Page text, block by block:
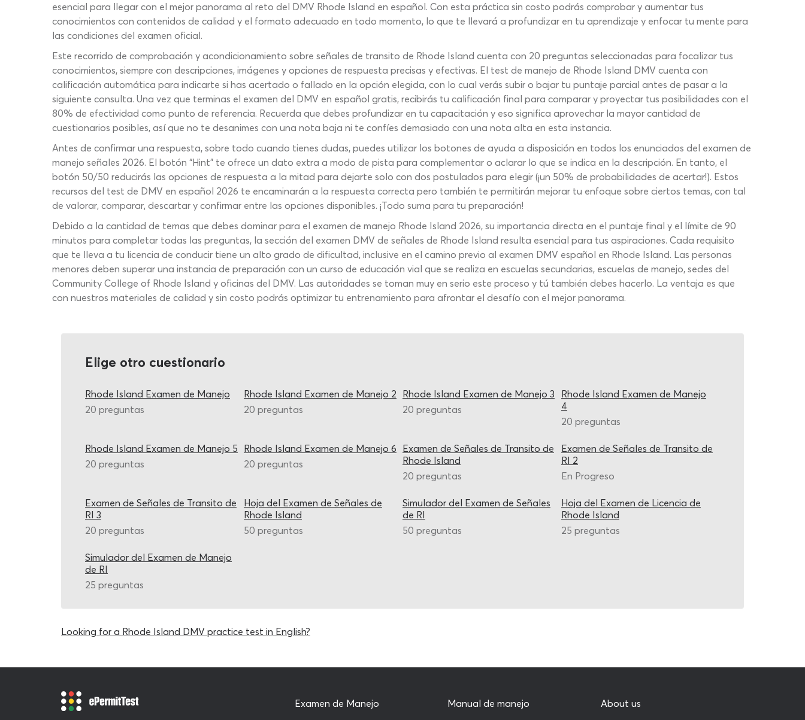
esencial para llegar con el mejor panorama al reto del DMV Rhode Island en español. Con esta práctica sin costo podrás comprobar y aumentar tus
conocimientos con contenidos de calidad y el formato adecuado en todo momento, lo que te llevará a profundizar en tu aprendizaje y enfocar tu mente para
las condiciones del examen oficial.
Este recorrido de comprobación y acondicionamiento sobre señales de transito de Rhode Island cuenta con 20 preguntas seleccionadas para focalizar tus
conocimientos, siempre con descripciones, imágenes y opciones de respuesta precisas y efectivas. El test de manejo de Rhode Island DMV cuenta con
calificación automática para indicarte si has acertado o fallado en la opción elegida, con lo cual verás subir o bajar tu puntaje parcial antes de pasar a la
siguiente consulta. Una vez que terminas el examen del DMV en español gratis, recibirás tu calificación final para comparar y proyectar tus posibilidades con el
80% de efectividad como punto de referencia. Recuerda que debes profundizar en tu capacitación y eso significa aprovechar la mayor cantidad de
cuestionarios posibles, así que no te desanimes con una nota baja ni te confíes demasiado con una nota alta en esta instancia.
Antes de confirmar una respuesta, sobre todo cuando tienes dudas, puedes utilizar los botones de ayuda a disposición en todos los enunciados del examen de
manejo señales 2026. El botón “Hint” te ofrece un dato extra a modo de pista para complementar o aclarar lo que se indica en la descripción. En tanto, el
botón 50/50 reducirás las opciones de respuesta a la mitad para dejarte solo con dos postulados para elegir (¡un 50% de probabilidades de acertar!). Estos
recursos del test de DMV en español 2026 te encaminarán a la respuesta correcta pero también te permitirán mejorar tu enfoque sobre ciertos temas, con tal
de valorar, comparar, descartar y confirmar entre las opciones disponibles. ¡Todo suma para tu preparación!
Debido a la cantidad de temas que debes dominar para el examen de manejo Rhode Island 2026, su importancia directa en el puntaje final y el límite de 90
minutos para completar todas las preguntas, la sección del examen DMV de señales de Rhode Island resulta esencial para tus aspiraciones. Cada requisito
que te lleva a tu licencia de conducir tiene un alto grado de dificultad, inclusive en el camino previo al examen DMV español en Rhode Island. Las personas
menores deben superar una instancia de preparación con un curso de educación vial que se realiza en escuelas secundarias, escuelas de manejo, sedes del
Community College of Rhode Island y oficinas del DMV. Las autoridades se toman muy en serio este proceso y tú también debes hacerlo. La ventaja es que
con nuestros materiales de calidad y sin costo podrás optimizar tu entrenamiento para afrontar el desafío con el mejor panorama.
Elige otro cuestionario
Rhode Island Examen de Manejo
20 preguntas
Rhode Island Examen de Manejo 2
20 preguntas
Rhode Island Examen de Manejo 3
20 preguntas
Rhode Island Examen de Manejo
4
20 preguntas
Rhode Island Examen de Manejo 5
20 preguntas
Rhode Island Examen de Manejo 6
20 preguntas
Examen de Señales de Transito de
Rhode Island
20 preguntas
Examen de Señales de Transito de
RI 2
En Progreso
Examen de Señales de Transito de
RI 3
20 preguntas
Hoja del Examen de Señales de
Rhode Island
50 preguntas
Simulador del Examen de Señales
de RI
50 preguntas
Hoja del Examen de Licencia de
Rhode Island
25 preguntas
Simulador del Examen de Manejo
de RI
25 preguntas
Looking for a Rhode Island DMV practice test in English?
Examen de Manejo Manual de manejo About us